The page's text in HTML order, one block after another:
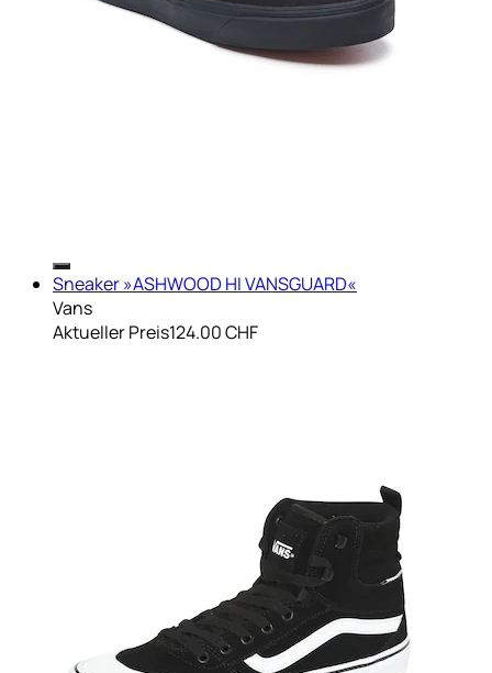
Sneaker »ASHWOOD HI VANSGUARD«
Vans
Aktueller Preis124.00 CHF